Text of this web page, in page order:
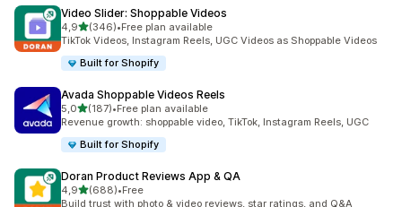
Video Slider: Shoppable Videos
4,9z 5 hvězd
(346)
Celkový počet recenzí: 346
•Free plan available
TikTok Videos, Instagram Reels, UGC Videos as Shoppable Videos
Built for Shopify
Avada Shoppable Videos Reels
5,0z 5 hvězd
(187)
Celkový počet recenzí: 187
•Free plan available
Revenue growth: shoppable video, TikTok, Instagram Reels, UGC
Built for Shopify
Doran Product Reviews App & QA
4,9z 5 hvězd
(688)
Celkový počet recenzí: 688
•Free
Build trust with photo & video reviews, star ratings, and Q&A